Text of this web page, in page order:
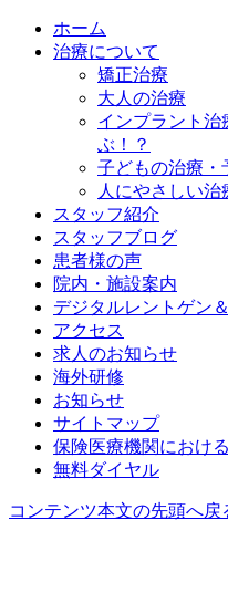
ホーム
治療について
矯正治療
大人の治療
インプラント治
ぶ！？
子どもの治療・
人にやさしい治
スタッフ紹介
スタッフブログ
患者様の声
院内・施設案内
デジタルレントゲン
アクセス
求人のお知らせ
海外研修
お知らせ
サイトマップ
保険医療機関におけ
無料ダイヤル
コンテンツ本文の先頭へ戻